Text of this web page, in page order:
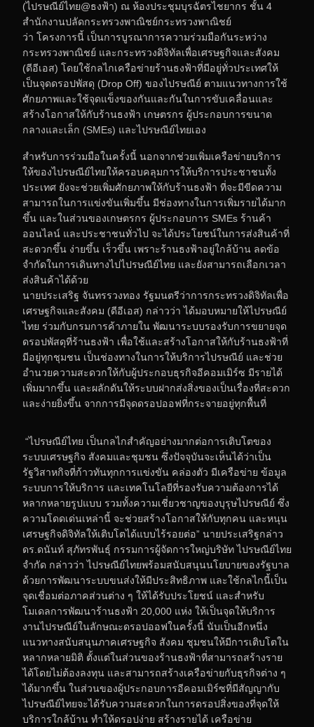
(ไปรษณีย์ไทย@ธงฟ้า) ณ ห้องประชุมบุรฉัตรไชยากร ชั้น 4
สำนักงานปลัดกระทรวงพาณิชย์กระทรวงพาณิชย์
ว่า โครงการนี้ เป็นการบูรณาการความร่วมมือกันระหว่าง
กระทรวงพาณิชย์ และกระทรวงดิจิทัลเพื่อเศรษฐกิจและสังคม
(ดีอีเอส) โดยใช้กลไกเครือข่ายร้านธงฟ้าที่มีอยู่ทั่วประเทศให้
เป็นจุดดรอปพัสดุ (Drop Off) ของไปรษณีย์ ตามแนวทางการใช้
ศักยภาพและใช้จุดแข็งของกันและกันในการขับเคลื่อนและ
สร้างโอกาสให้กับร้านธงฟ้า เกษตรกร ผู้ประกอบการขนาด
กลางและเล็ก (SMEs) และไปรษณีย์ไทยเอง
สำหรับการร่วมมือในครั้งนี้ นอกจากช่วยเพิ่มเครือข่ายบริการ
ให้ของไปรษณีย์ไทยให้ครอบคลุมการให้บริการประชาชนทั้ง
ประเทศ ยังจะช่วยเพิ่มศักยภาพให้กับร้านธงฟ้า ที่จะมีขีดความ
สามารถในการแข่งขันเพิ่มขึ้น มีช่องทางในการเพิ่มรายได้มาก
ขึ้น และในส่วนของเกษตรกร ผู้ประกอบการ SMEs ร้านค้า
ออนไลน์ และประชาชนทั่วไป จะได้ประโยชน์ในการส่งสินค้าที่
สะดวกขึ้น ง่ายขึ้น เร็วขึ้น เพราะร้านธงฟ้าอยู่ใกล้บ้าน ลดข้อ
จำกัดในการเดินทางไปไปรษณีย์ไทย และยังสามารถเลือกเวลา
ส่งสินค้าได้ด้วย
นายประเสริฐ จันทรรวงทอง รัฐมนตรีว่าการกระทรวงดิจิทัลเพื่อ
เศรษฐกิจและสังคม (ดีอีเอส) กล่าวว่า ได้มอบหมายให้ไปรษณีย์
ไทย ร่วมกับกรมการค้าภายใน พัฒนาระบบรองรับการขยายจุด
ดรอปพัสดุที่ร้านธงฟ้า เพื่อใช้และสร้างโอกาสให้กับร้านธงฟ้าที่
มีอยู่ทุกชุมชน เป็นช่องทางในการให้บริการไปรษณีย์ และช่วย
อำนวยความสะดวกให้กับผู้ประกอบธุรกิจอีคอมเมิร์ซ มีรายได้
เพิ่มมากขึ้น และผลักดันให้ระบบฝากส่งสิ่งของเป็นเรื่องที่สะดวก
และง่ายยิ่งขึ้น จากการมีจุดดรอปออฟที่กระจายอยู่ทุกพื้นที่
“ไปรษณีย์ไทย เป็นกลไกสำคัญอย่างมากต่อการเติบโตของ
ระบบเศรษฐกิจ สังคมและชุมชน ซึ่งปัจจุบันจะเห็นได้ว่าเป็น
รัฐวิสาหกิจที่ก้าวทันทุกการแข่งขัน คล่องตัว มีเครือข่าย ข้อมูล
ระบบการให้บริการ และเทคโนโลยีที่รองรับความต้องการได้
หลากหลายรูปแบบ รวมทั้งความเชี่ยวชาญของบุรุษไปรษณีย์ ซึ่ง
ความโดดเด่นเหล่านี้ จะช่วยสร้างโอกาสให้กับทุกคน และหนุน
เศรษฐกิจดิจิทัลให้เติบโตได้แบบไร้รอยต่อ” นายประเสริฐกล่าว
ดร.ดนันท์ สุภัทรพันธุ์ กรรมการผู้จัดการใหญ่บริษัท ไปรษณีย์ไทย
จำกัด กล่าวว่า ไปรษณีย์ไทยพร้อมสนับสนุนนโยบายของรัฐบาล
ด้วยการพัฒนาระบบขนส่งให้มีประสิทธิภาพ และใช้กลไกนี้เป็น
จุดเชื่อมต่อภาคส่วนต่าง ๆ ให้ได้รับประโยชน์ และสำหรับ
โมเดลการพัฒนาร้านธงฟ้า 20,000 แห่ง ให้เป็นจุดให้บริการ
งานไปรษณีย์ในลักษณะดรอปออฟในครั้งนี้ นับเป็นอีกหนึ่ง
แนวทางสนับสนุนภาคเศรษฐกิจ สังคม ชุมชนให้มีการเติบโตใน
หลากหลายมิติ ตั้งแต่ในส่วนของร้านธงฟ้าที่สามารถสร้างราย
ได้โดยไม่ต้องลงทุน และสามารถสร้างเครือข่ายกับธุรกิจต่าง ๆ
ได้มากขึ้น ในส่วนของผู้ประกอบการอีคอมเมิร์ซที่มีสัญญากับ
ไปรษณีย์ไทยจะได้รับความสะดวกในการดรอปสิ่งของที่จุดให้
บริการใกล้บ้าน ทำให้ดรอปง่าย สร้างรายได้ เครือข่าย